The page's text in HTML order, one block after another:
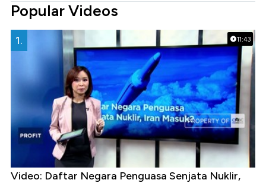
Popular Videos
11:43
1.
Video: Daftar Negara Penguasa Senjata Nuklir,